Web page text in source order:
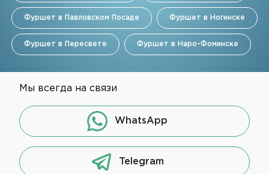
Фуршет в Павловском Посаде Фуршет в Ногинске
Фуршет в Пересвете Фуршет в Наро-Фоминске
Мы всегда на связи
WhatsApp
Telegram